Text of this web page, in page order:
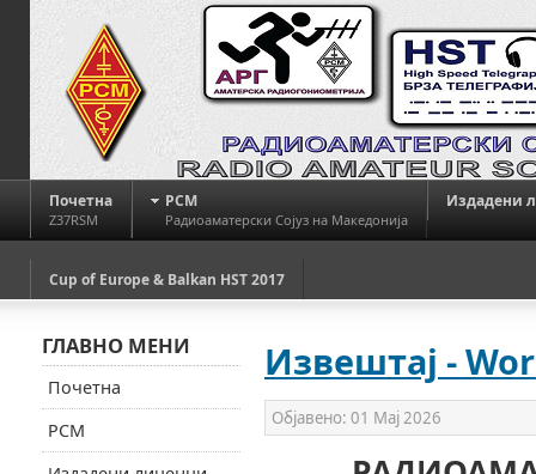
Почетна
Z37RSM
РСМ
Радиоаматерски Сојуз на Македонија
Издадени
Cup of Europe & Balkan HST 2017
Извештај -
Објавено: 01 Мај 2026
ГЛАВНО МЕНИ
Почетна
РСМ